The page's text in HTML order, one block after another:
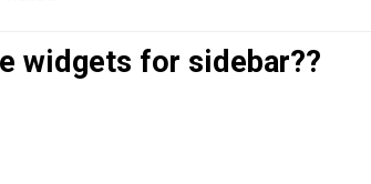
widgets for sidebar??